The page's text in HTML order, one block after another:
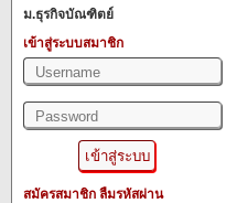
ม.ธุรกิจบัณฑิตย์
เข้าสู่ระบบสมาชิก
สมัครสมาชิก ลืมรหัสผ่าน